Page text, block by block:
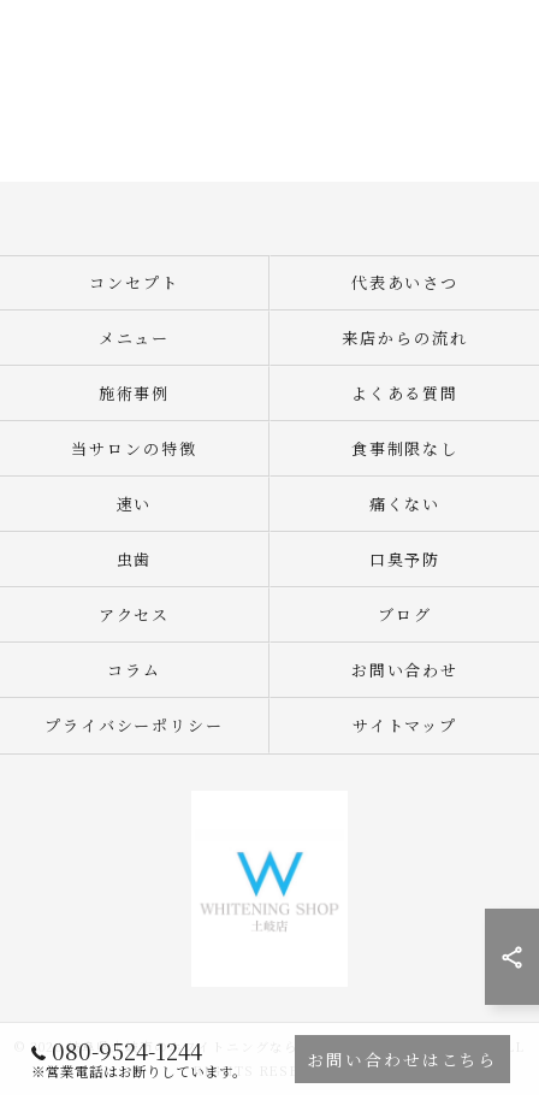
080-9524-1244
※営業電話はお断りしています。 お問い合わせはこちら
コンセプト 代表あいさつ
メニュー 来店からの流れ
施術事例 よくある質問
当サロンの特徴 食事制限なし
速い 痛くない
虫歯 口臭予防
アクセス ブログ
コラム お問い合わせ
プライバシーポリシー サイトマップ
© 2026 岐阜県土岐市のホワイトニングならWHITENING SHOP 土岐店 ALL
RIGHTS RESERVED.